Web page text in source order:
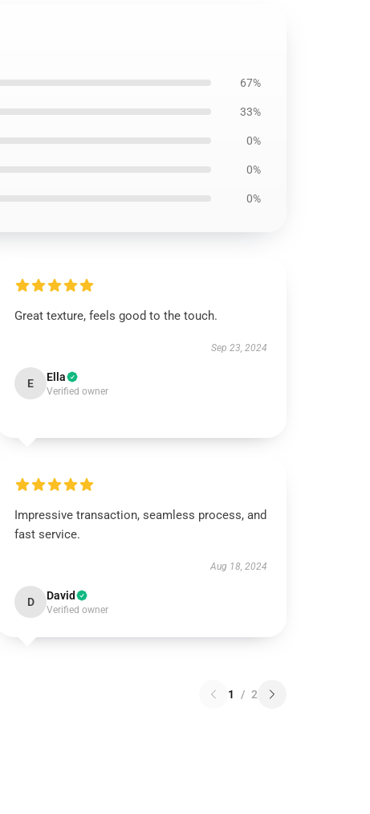
67%
33%
0%
0%
0%
Great texture, feels good to the touch.
Sep 23, 2024
E Ella
Verified owner
Impressive transaction, seamless process, and
fast service.
Aug 18, 2024
D David
Verified owner
1 / 2